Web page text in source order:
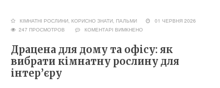
КІМНАТНІ РОСЛИНИ, КОРИСНО ЗНАТИ, ПАЛЬМИ
01 ЧЕРВНЯ 2026
247 ПРОСМОТРОВ
КОМЕНТАРІ ВИМКНЕНО
Драцена для дому та офісу: як
вибрати кімнатну рослину для
інтер’єру